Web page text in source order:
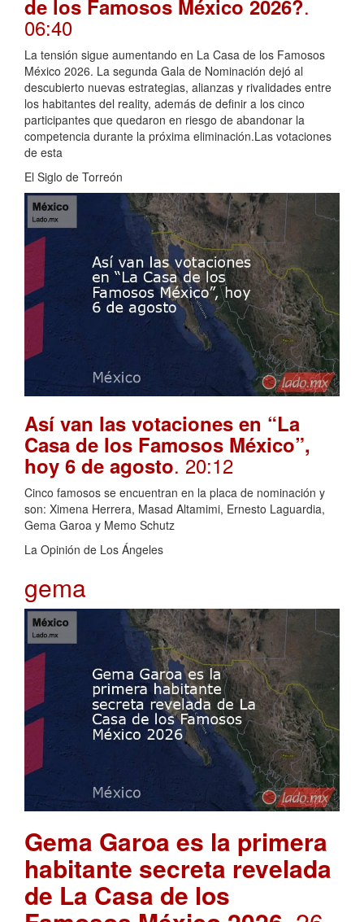
de los Famosos México 2026?.
06:40
La tensión sigue aumentando en La Casa de los Famosos
México 2026. La segunda Gala de Nominación dejó al
descubierto nuevas estrategias, alianzas y rivalidades entre
los habitantes del reality, además de definir a los cinco
participantes que quedaron en riesgo de abandonar la
competencia durante la próxima eliminación.Las votaciones
de esta
El Siglo de Torreón
Así van las votaciones en “La
Casa de los Famosos México”,
hoy 6 de agosto. 20:12
Cinco famosos se encuentran en la placa de nominación y
son: Ximena Herrera, Masad Altamimi, Ernesto Laguardia,
Gema Garoa y Memo Schutz
La Opinión de Los Ángeles
gema
Gema Garoa es la primera
habitante secreta revelada
de La Casa de los